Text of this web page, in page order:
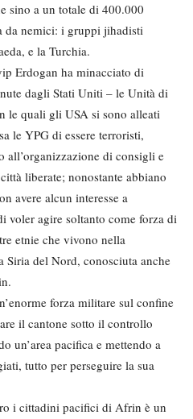
sino a un totale di 400.000
da nemici: i gruppi jihadisti
e la Turchia.
Erdogan ha minacciato di
dagli Stati Uniti – le Unità di
le quali gli USA si sono alleati
le YPG di essere terroristi,
all’organizzazione di consigli e
liberate; nonostante abbiano
avere alcun interesse a
voler agire soltanto come forza di
etnie che vivono nella
Siria del Nord, conosciuta anche
forza militare sul confine
il cantone sotto il controllo
un’area pacifica e mettendo a
tutto per perseguire la sua
i cittadini pacifici di Afrin è un